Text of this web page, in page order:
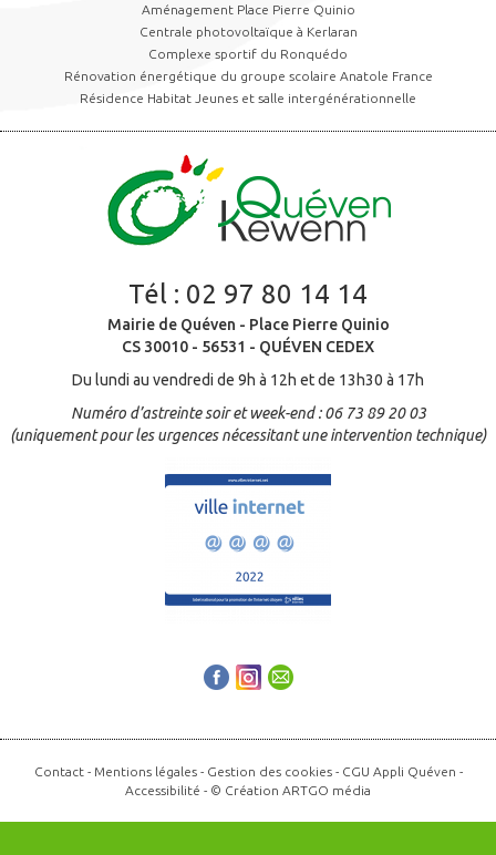
Aménagement Place Pierre Quinio
Centrale photovoltaïque à Kerlaran
Complexe sportif du Ronquédo
Rénovation énergétique du groupe scolaire Anatole France
Résidence Habitat Jeunes et salle intergénérationnelle
Tél : 02 97 80 14 14
Mairie de Quéven - Place Pierre Quinio
CS 30010 - 56531 - QUÉVEN CEDEX
Du lundi au vendredi de 9h à 12h et de 13h30 à 17h
Numéro d’astreinte soir et week-end : 06 73 89 20 03
(uniquement pour les urgences nécessitant une intervention technique)
Contact- Mentions légales- Gestion des cookies- CGU Appli Quéven -
Accessibilité - © Création ARTGO média